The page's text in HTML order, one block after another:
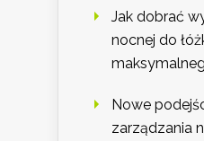
Jak dobrać
nocnej do
Nowe
zarządzania